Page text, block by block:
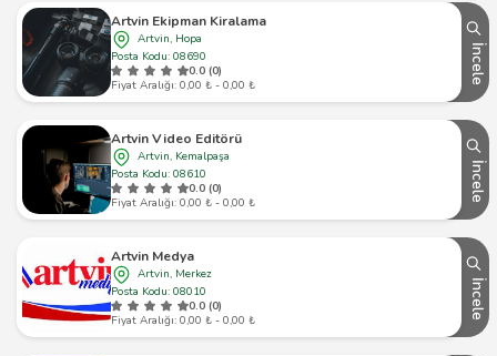
Artvin Ekipman Kiralama
Artvin, Hopa
Posta Kodu: 08690
0.0 (0)
Fiyat Aralığı: 0,00 ₺ - 0,00 ₺
İncele
Artvin Video Editörü
Artvin, Kemalpaşa
Posta Kodu: 08610
0.0 (0)
Fiyat Aralığı: 0,00 ₺ - 0,00 ₺
İncele
Artvin Medya
Artvin, Merkez
Posta Kodu: 08010
0.0 (0)
Fiyat Aralığı: 0,00 ₺ - 0,00 ₺
İncele